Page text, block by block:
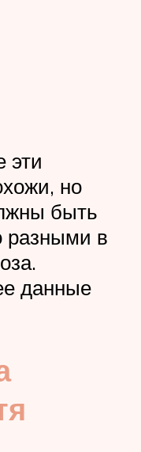
эти
но
быть
разными в
данные